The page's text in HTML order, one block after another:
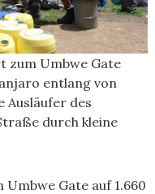
zum Umbwe Gate
entlang von
Ausläufer des
durch kleine
Umbwe Gate auf 1.660